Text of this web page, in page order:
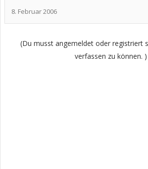
8. Februar 2006
(Du musst angemeldet oder registriert
verfassen zu können. )